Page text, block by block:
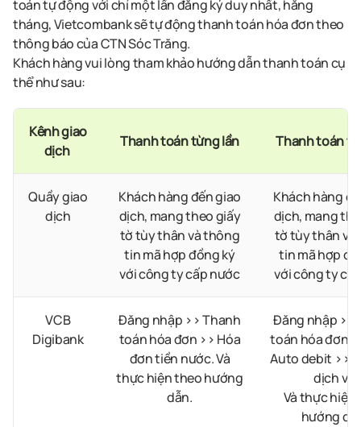
toán tự động với chỉ một lần đăng ký duy nhất, hằng
tháng, Vietcombank sẽ tự động thanh toán hóa đơn theo
thông báo của CTN Sóc Trăng.
Khách hàng vui lòng tham khảo hướng dẫn thanh toán cụ
thể như sau:
Kênh giao
dịch
Thanh toán từng lần Thanh toán
Quầy giao
dịch
Khách hàng đến giao
dịch, mang theo giấy
tờ tùy thân và thông
tin mã hợp đồng ký
với công ty cấp nước
Khách hàng
dịch, mang
tờ tùy thân và
tin mã hợp
với công ty
VCB
Digibank
Đăng nhập >> Thanh
toán hóa đơn >> Hóa
đơn tiền nước. Và
thực hiện theo hướng
dẫn.
Đăng nhập >>
toán hóa đơn
Auto debit >>
dịch vụ
Và thực hiện
hướng